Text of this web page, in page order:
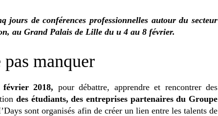
jours de conférences professionnelles autour du secteur
au Grand Palais de Lille du u 4 au 8 février.
manquer
2018, pour débattre, apprendre et rencontrer des
des étudiants, des entreprises partenaires du Groupe
sont organisés afin de créer un lien entre les talents de